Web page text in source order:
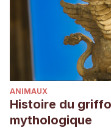
ANIMAUX
Histoire du
mythologique